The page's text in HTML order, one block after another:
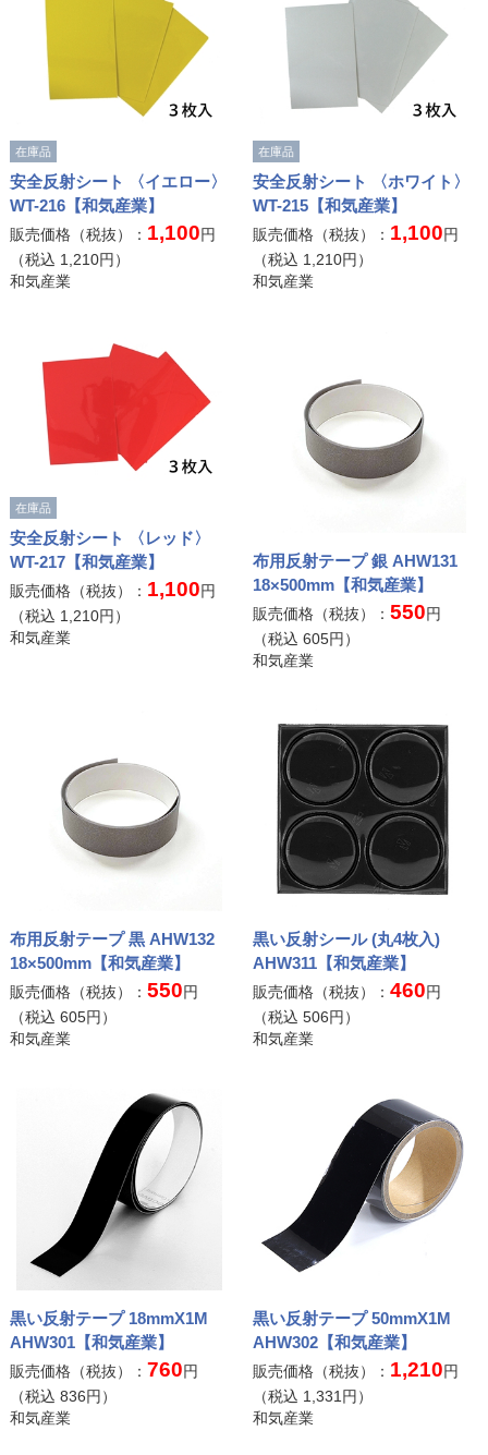
在庫品
安全反射シート 〈イエロー〉
WT-216【和気産業】
販売価格（税抜）： 1,100円
（税込 1,210円）
和気産業
在庫品
安全反射シート 〈ホワイト〉
WT-215【和気産業】
販売価格（税抜）： 1,100円
（税込 1,210円）
和気産業
在庫品
安全反射シート 〈レッド〉
WT-217【和気産業】
販売価格（税抜）： 1,100円
（税込 1,210円）
和気産業
布用反射テープ 銀 AHW131
18×500mm【和気産業】
販売価格（税抜）：550円
（税込605円）
和気産業
布用反射テープ 黒 AHW132
18×500mm【和気産業】
販売価格（税抜）： 550円
（税込 605円）
和気産業
黒い反射シール (丸4枚入)
AHW311【和気産業】
販売価格（税抜）：460円
（税込506円）
和気産業
黒い反射テープ 18mmX1M
AHW301【和気産業】
販売価格（税抜）： 760円
（税込 836円）
和気産業
黒い反射テープ 50mmX1M
AHW302【和気産業】
販売価格（税抜）： 1,210円
（税込 1,331 円）
和気産業